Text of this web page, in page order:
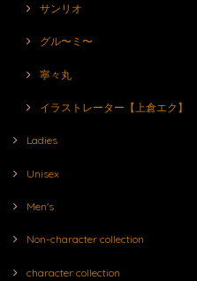
サンリオ
グル〜ミ〜
寧々丸
イラストレーター【上倉エク】
Ladies
Unisex
Men's
Non-character collection
character collection